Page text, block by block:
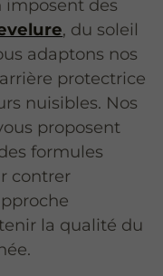
imposent des
, du soleil
adaptons nos
protectrice
nuisibles. Nos
proposent
formules
contrer
la qualité du